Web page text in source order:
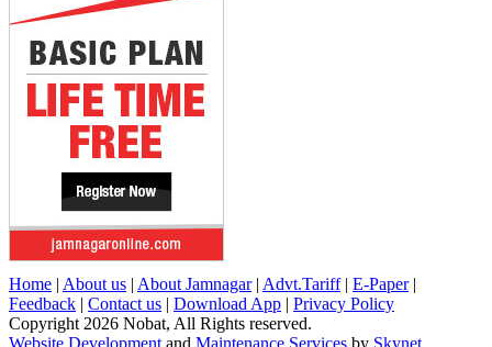
Home | About us | About Jamnagar| Advt.Tariff| E-Paper|
Feedback | Contact us | Download App | Privacy Policy
Copyright 2026 Nobat, All Rights reserved.
Website Development and Maintenance Services by Skynet